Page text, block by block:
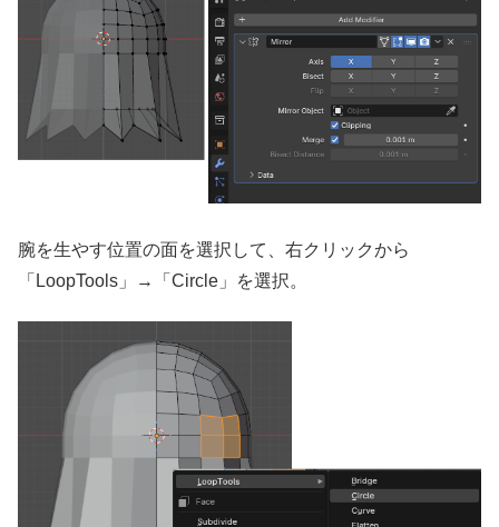
腕を生やす位置の面を選択して、右クリックから
「LoopTools」→「Circle」を選択。